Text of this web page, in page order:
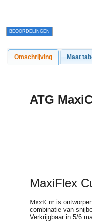
BEOORDELINGEN
Omschrijving Maat
ATG
MaxiFlex
MaxiCutis
combinatie van
Verkrijgbaar in 5/6